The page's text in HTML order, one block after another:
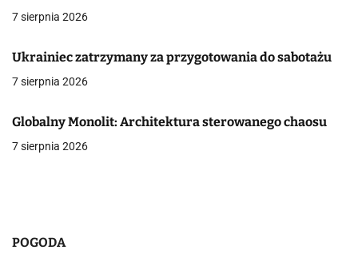
c
j
a
p
7 sierpnia 2026
Ukrainiec zatrzymany za przygotowania do sabotażu
7 sierpnia 2026
Globalny Monolit: Architektura sterowanego chaosu
7 sierpnia 2026
POGODA